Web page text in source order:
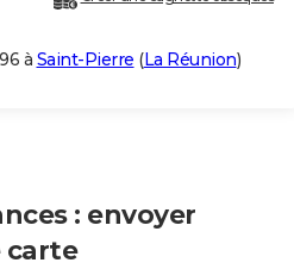
à Saint-Pierre (La Réunion)
: envoyer